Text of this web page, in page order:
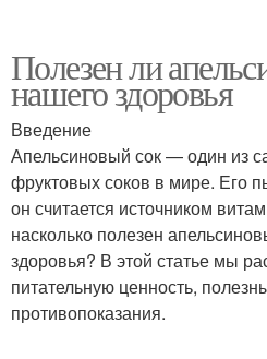
Полезен ли
нашего здоровья
Введение
Апельсиновый сок — один из
фруктовых соков в мире. Его
он считается источником
насколько полезен
здоровья? В этой статье мы
питательную ценность,
противопоказания.